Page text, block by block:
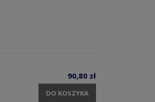
90,80 zł
DO KOSZYKA